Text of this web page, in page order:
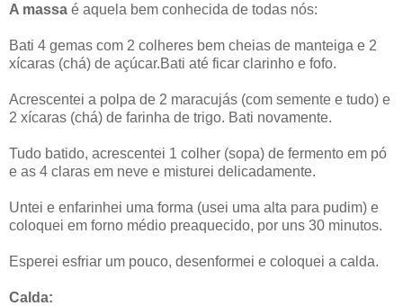
A massa é aquela bem conhecida de todas nós:
Bati 4 gemas com 2 colheres bem cheias de manteiga e 2
xícaras (chá) de açúcar.Bati até ficar clarinho e fofo.
Acrescentei a polpa de 2 maracujás (com semente e tudo) e
2 xícaras (chá) de farinha de trigo. Bati novamente.
Tudo batido, acrescentei 1 colher (sopa) de fermento em pó
e as 4 claras em neve e misturei delicadamente.
Untei e enfarinhei uma forma (usei uma alta para pudim) e
coloquei em forno médio preaquecido, por uns 30 minutos.
Esperei esfriar um pouco, desenformei e coloquei a calda.
Calda: